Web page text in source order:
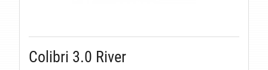
Colibri 3.0 River